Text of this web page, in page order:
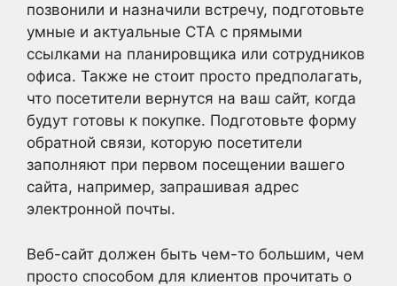
позвонили и назначили встречу, подготовьте
умные и актуальные CTA с прямыми
ссылками на планировщика или сотрудников
офиса. Также не стоит просто предполагать,
что посетители вернутся на ваш сайт, когда
будут готовы к покупке. Подготовьте форму
обратной связи, которую посетители
заполняют при первом посещении вашего
сайта, например, запрашивая адрес
электронной почты.
Веб-сайт должен быть чем-то большим, чем
просто способом для клиентов прочитать о